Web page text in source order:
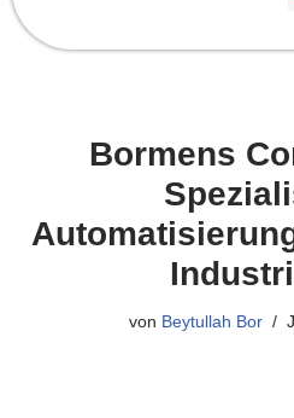
Bormens
von Beytullah Bor